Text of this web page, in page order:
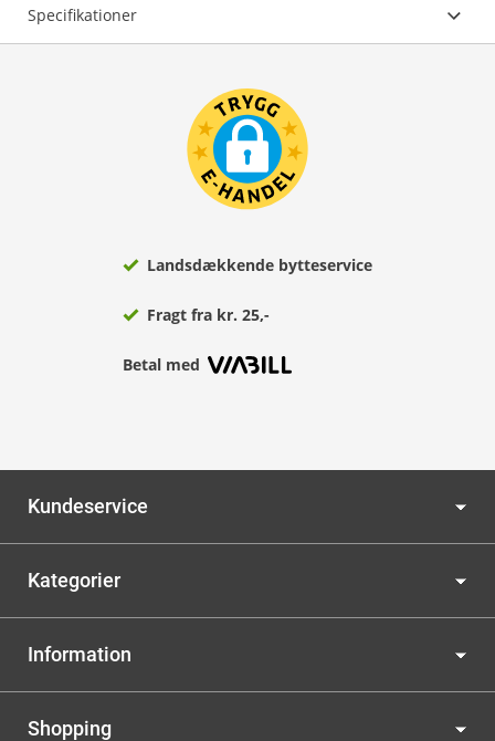
Specifikationer
Landsdækkende bytteservice
Fragt fra kr. 25,-
Betal med
Kundeservice
Kategorier
Information
Shopping